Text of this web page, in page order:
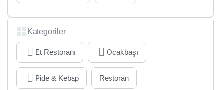
Kategoriler
Et Restoranı Ocakbaşı
Pide & Kebap Restoran